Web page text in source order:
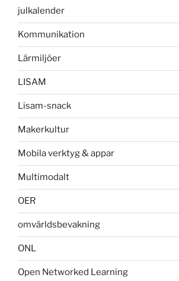
julkalender
Kommunikation
Lärmiljöer
LISAM
Lisam-snack
Makerkultur
Mobila verktyg & appar
Multimodalt
OER
omvärldsbevakning
ONL
Open Networked Learning